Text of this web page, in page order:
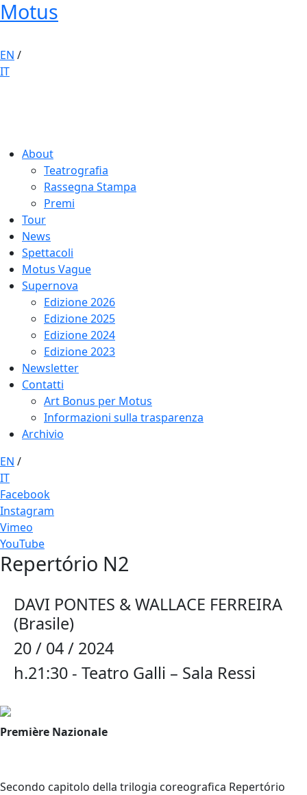
Motus
EN /
IT
About
Teatrografia
Rassegna Stampa
Premi
Tour
News
Spettacoli
Motus Vague
Supernova
Edizione 2026
Edizione 2025
Edizione 2024
Edizione 2023
Newsletter
Contatti
Art Bonus per Motus
Informazioni sulla trasparenza
Archivio
EN /
IT
Facebook
Instagram
Vimeo
YouTube
Repertório N2
DAVI PONTES & WALLACE FERREIRA
(Brasile)
20 / 04 / 2024
h.21:30 - Teatro Galli – Sala Ressi
Première Nazionale
Secondo capitolo della trilogia coreografica Repertório